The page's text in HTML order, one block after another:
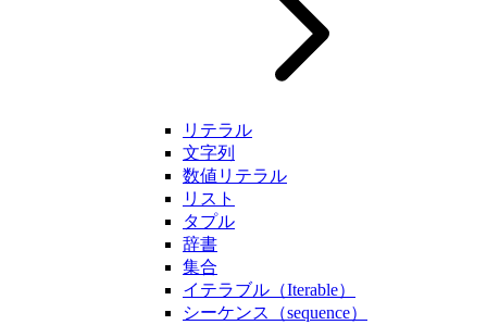
リテラル
文字列
数値リテラル
リスト
タプル
辞書
集合
イテラブル（Iterable）
シーケンス（sequence）